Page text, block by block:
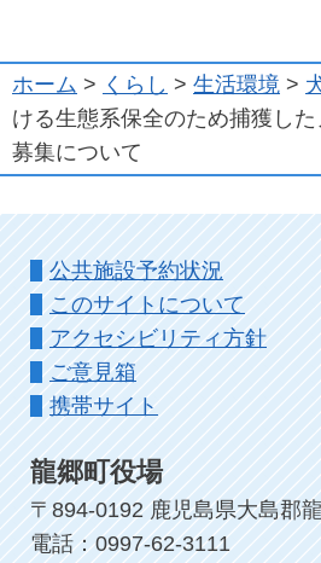
ホーム > くらし > 生活環境 >
ける生態系保全のため捕獲し
募集について
公共施設予約状況
このサイトについて
アクセシビリティ方針
ご意見箱
携帯サイト
龍郷町役場
〒894-0192 鹿児島県大島郡
電話：0997-62-3111